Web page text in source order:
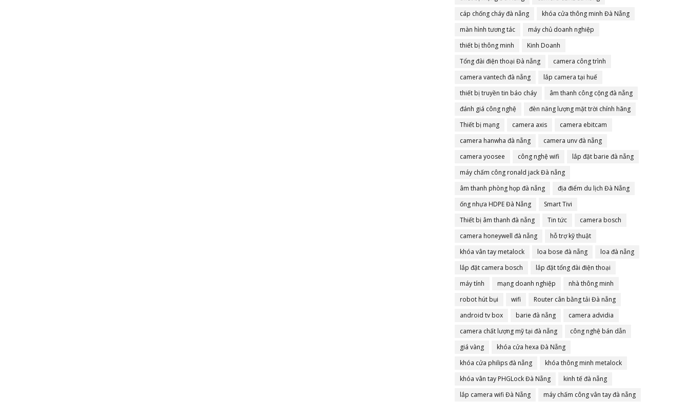
cáp chống cháy đà nẵng
khóa cửa thông minh Đà Nẵng
màn hình tương tác
máy chủ doanh nghiệp
thiết bị thông minh
Kinh Doanh
Tổng đài điện thoại Đà nẵng
camera công trình
camera vantech đà nẵng
lắp camera tại huế
thiết bị truyền tin báo cháy
âm thanh công cộng đà nẵng
đánh giá công nghệ
đèn năng lượng mặt trời chính hãng
Thiết bị mạng
camera axis
camera ebitcam
camera hanwha đà nẵng
camera unv đà nẵng
camera yoosee
công nghệ wifi
lắp đặt barie đà nẵng
máy chấm công ronald jack Đà nẵng
âm thanh phòng họp đà nẵng
địa điểm du lịch Đà Nẵng
ống nhựa HDPE Đà Nẵng
Smart Tivi
Thiết bị âm thanh đà nẵng
Tin tức
camera bosch
camera honeywell đà nẵng
hỗ trợ kỹ thuật
khóa vân tay metalock
loa bose đà nẵng
loa đà nẵng
lắp đặt camera bosch
lắp đặt tổng đài điện thoại
máy tính
mạng doanh nghiệp
nhà thông minh
robot hút bụi
wifi
Router cân bằng tải Đà nẵng
android tv box
barie đà nẵng
camera advidia
camera chất lượng mỹ tại đà nẵng
công nghệ bán dẫn
giá vàng
khóa cửa hexa Đà Nẵng
khóa cửa philips đà nẵng
khóa thông minh metalock
khóa vân tay PHGLock Đà Nẵng
kinh tế đà nẵng
lắp camera wifi Đà Nẵng
máy chấm công vân tay đà nẵng